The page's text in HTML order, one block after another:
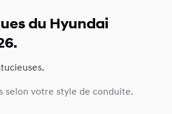
du Hyundai
selon votre style de conduite.